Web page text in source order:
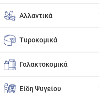
Αλλαντικά
Τυροκομικά
Γαλακτοκομικά
Είδη Ψυγείου